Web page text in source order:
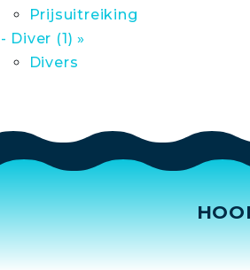
Prijsuitreiking
- Diver (1) »
Divers